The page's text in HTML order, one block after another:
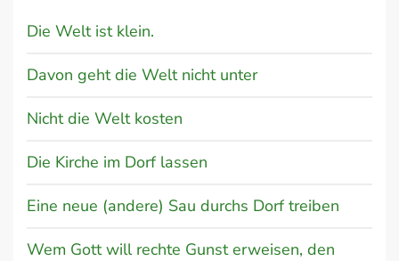
Die Welt ist klein.
Davon geht die Welt nicht unter
Nicht die Welt kosten
Die Kirche im Dorf lassen
Eine neue (andere) Sau durchs Dorf treiben
Wem Gott will rechte Gunst erweisen, den